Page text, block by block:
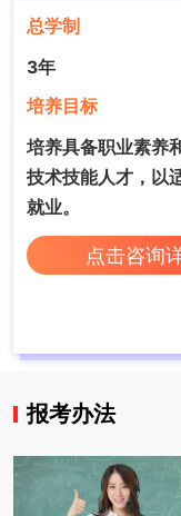
总学制
3年
培养目标
培养具备职业素养
技术技能人才，‌以适应市场需求和促进
就业。
点击咨询
报考办法